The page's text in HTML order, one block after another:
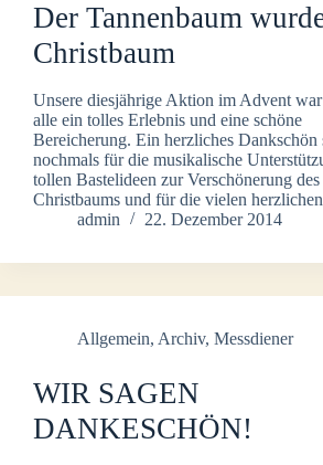
Der Tannenbaum
Christbaum
Unsere diesjährige Aktion im Advent
alle ein tolles Erlebnis und eine schöne
Bereicherung. Ein herzliches Dankschön
nochmals für die musikalische
tollen Bastelideen zur Verschönerung des
Christbaums und für die vielen
admin
22. Dezember 2014
Allgemein, Archiv, Messdiener
WIR SAGEN
DANKESCHÖN!